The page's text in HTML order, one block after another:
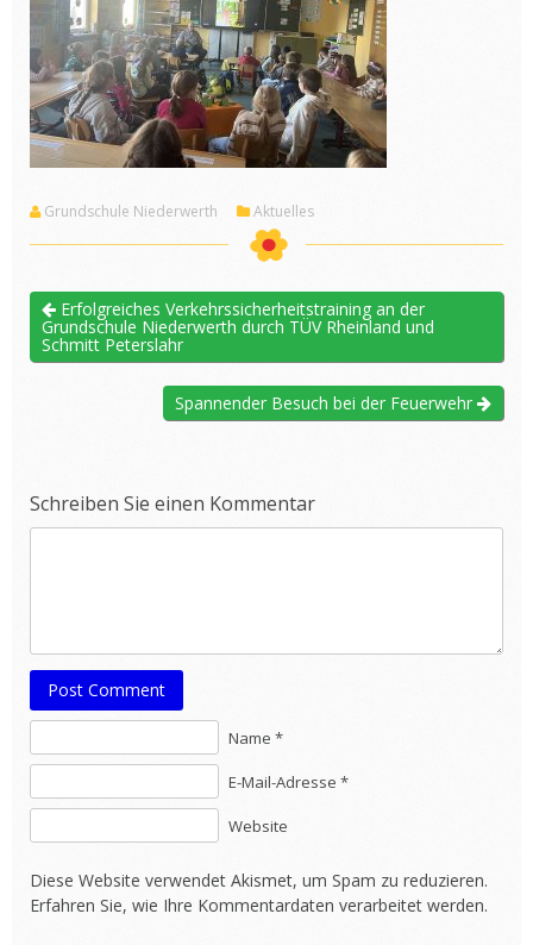
Grundschule Niederwerth Aktuelles
Erfolgreiches Verkehrssicherheitstraining an der
Grundschule Niederwerth durch TÜV Rheinland und
Schmitt Peterslahr
Spannender Besuch bei der Feuerwehr
Schreiben Sie einen Kommentar
Post Comment
Name *
E-Mail-Adresse *
Website
Diese Website verwendet Akismet, um Spam zu reduzieren.
Erfahren Sie, wie Ihre Kommentardaten verarbeitet werden.